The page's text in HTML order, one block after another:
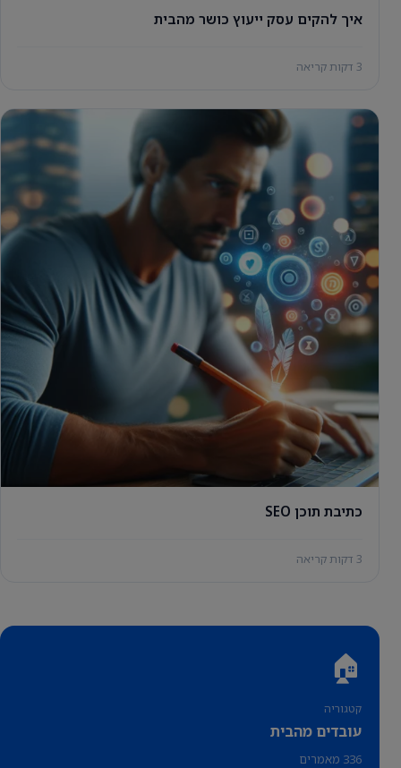
איך להקים עסק ייעוץ כושר מהבית
3 דקות קריאה
כתיבת תוכן SEO
3 דקות קריאה
🏠
קטגוריה
עובדים מהבית
336 מאמרים